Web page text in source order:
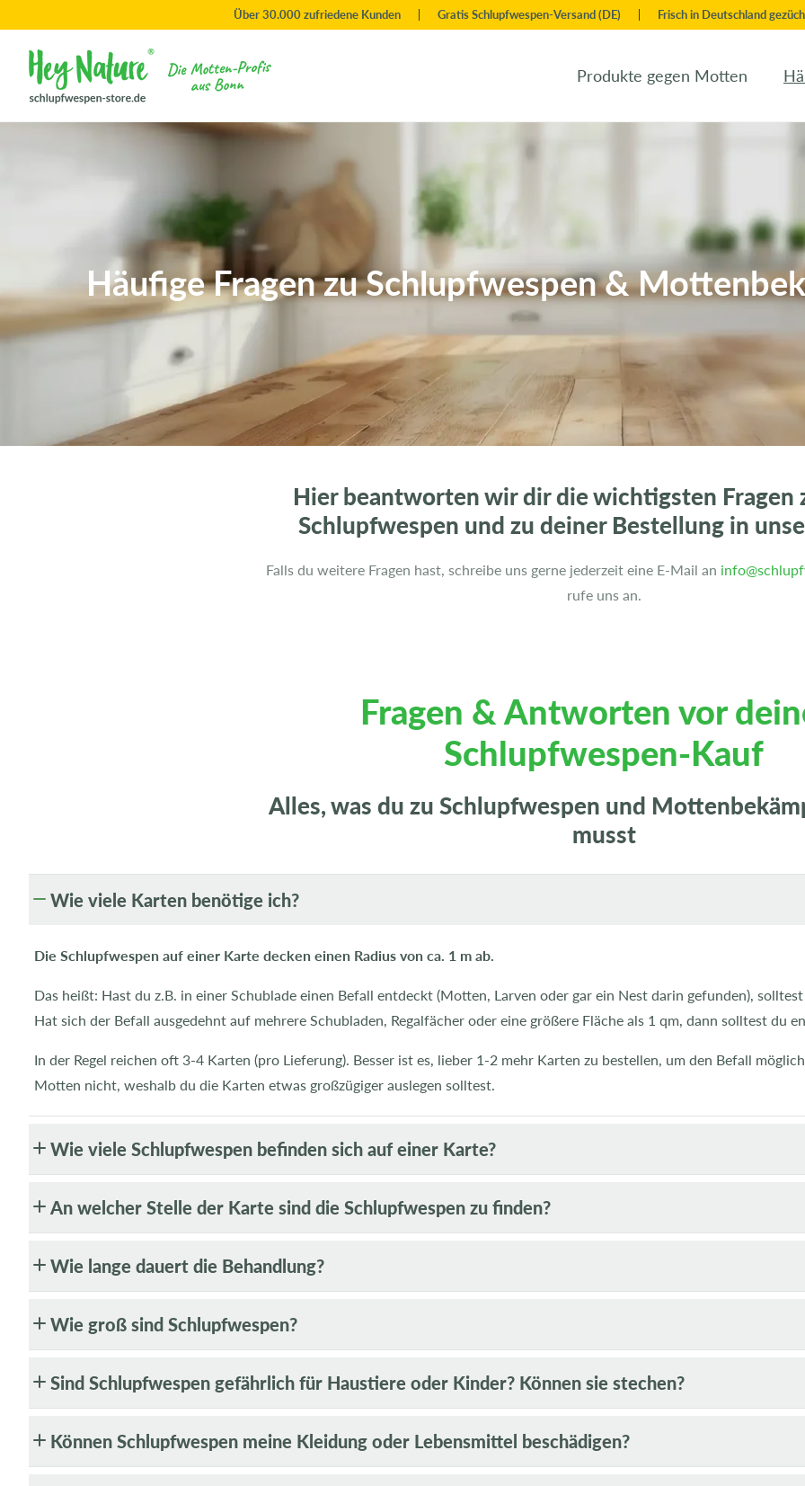
Über 30.000 zufriedene Kunden Gratis Schlupfwespen-Versand (DE) Frisch in Deutschland
Produkte gegen Motten
Häufige Fragen zu Schlupfwespen &
Hier beantworten wir dir die wichtigsten Fragen
Schlupfwespen und zu deiner Bestellung in
Falls du weitere Fragen hast, schreibe uns gerne jederzeit eine E-Mail an
rufe uns an.
Fragen & Antworten vor
Schlupfwespen-Kauf
Alles, was du zu Schlupfwespen und
musst
E
k
a
p
r
I
n
h
a
l
t
Wie viele Karten benötige ich?
Die Schlupfwespen auf einer Karte decken einen Radius von ca. 1 m ab.
Das heißt: Hast du z.B. in einer Schublade einen Befall entdeckt (Motten, Larven oder gar ein Nest darin gefunden),
Hat sich der Befall ausgedehnt auf mehrere Schubladen, Regalfächer oder eine größere Fläche als 1 qm, dann solltest du
In der Regel reichen oft 3-4 Karten (pro Lieferung). Besser ist es, lieber 1-2 mehr Karten zu bestellen, um den Befall
Motten nicht, weshalb du die Karten etwas großzügiger auslegen solltest.
Wie viele Schlupfwespen befinden sich auf einer Karte?
An welcher Stelle der Karte sind die Schlupfwespen zu finden?
Wie lange dauert die Behandlung?
Wie groß sind Schlupfwespen?
Sind Schlupfwespen gefährlich für Haustiere oder Kinder? Können sie stechen?
Können Schlupfwespen meine Kleidung oder Lebensmittel beschädigen?